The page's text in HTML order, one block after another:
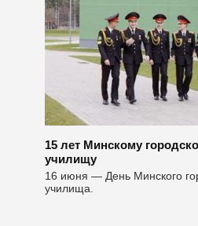
15 лет Минскому
училищу
16 июня — День Минского
училища.